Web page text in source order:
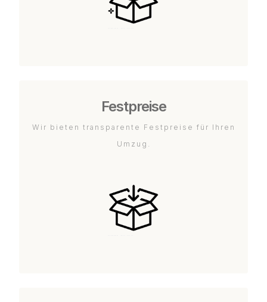
Festpreise
Wir bieten transparente Festpreise für Ihren
Umzug.